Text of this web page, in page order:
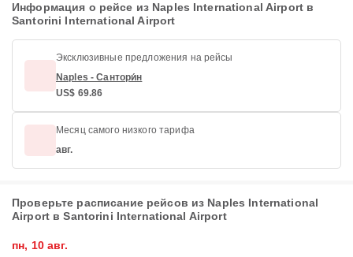
Информация о рейсе из Naples International Airport в
Santorini International Airport
Эксклюзивные предложения на рейсы
Naples - Сантори́н
US$ 69.86
Месяц самого низкого тарифа
авг.
Проверьте расписание рейсов из Naples International
Airport в Santorini International Airport
пн, 10 авг.